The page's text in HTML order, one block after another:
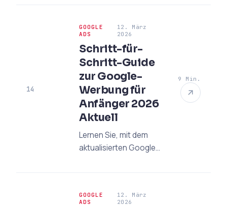
Suchmaschinenoptimierung
an die Spitze von Google zu
gelangen.
14
GOOGLE
ADS
12. März
2026
Schritt-für-
Schritt-Guide
zur Google-
Werbung für
Anfänger 2026
Aktuell
Lernen Sie, mit dem
aktualisierten Google-
gestützte Strategien,
9 Min.
GOOGLE
ADS
12. März
2026